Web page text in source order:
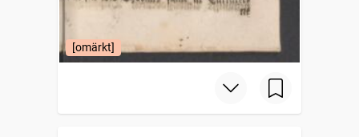
[omärkt]